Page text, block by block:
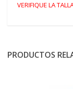
VERIFIQUE LA
PRODUCTOS